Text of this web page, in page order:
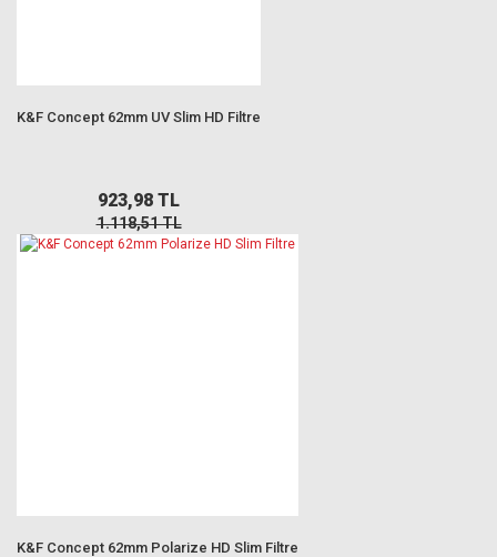
K&F Concept 62mm UV Slim HD Filtre
923,98 TL
1.118,51 TL
K&F Concept 62mm Polarize HD Slim Filtre